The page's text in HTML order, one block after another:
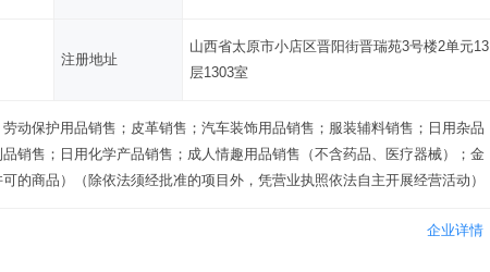
注册地址
山西省太原市小店区晋阳街晋瑞苑3号楼2单元13
层1303室
动保护用品销售；皮革销售；汽车装饰用品销售；服装辅料销售；日用杂品
销售；日用化学产品销售；成人情趣用品销售（不含药品、医疗器械）；金
的商品）（除依法须经批准的项目外，凭营业执照依法自主开展经营活动）
企业详情